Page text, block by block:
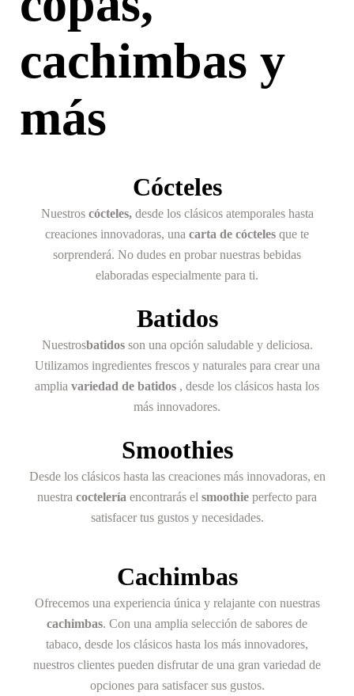
cachimbas y
más
Cócteles
Nuestros cócteles, desde los clásicos atemporales hasta
creaciones innovadoras, una carta de cócteles que te
sorprenderá. No dudes en probar nuestras bebidas
elaboradas especialmente para ti.
Batidos
Nuestrosbatidosson una opción saludable y deliciosa.
Utilizamos ingredientes frescos y naturales para crear una
amplia variedad de batidos , desde los clásicos hasta los
más innovadores.
Smoothies
Desde los clásicos hasta las creaciones más innovadoras, en
nuestra coctelería encontrarás el smoothie perfecto para
satisfacer tus gustos y necesidades.
Cachimbas
Ofrecemos una experiencia única y relajante con nuestras
cachimbas. Con una amplia selección de sabores de
tabaco, desde los clásicos hasta los más innovadores,
nuestros clientes pueden disfrutar de una gran variedad de
opciones para satisfacer sus gustos.